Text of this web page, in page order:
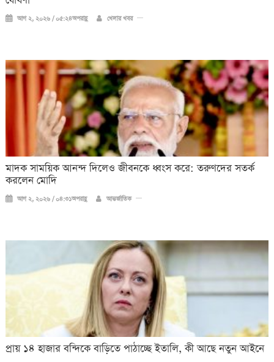
আগ ২, ২০২৬ / ০৫:২৪অপরাহ্ণ খেলার খবর
মাদক সাময়িক আনন্দ দিলেও জীবনকে ধ্বংস করে: তরুণদের সতর্ক
করলেন মোদি
আগ ২, ২০২৬ / ০৪:৩১অপরাহ্ণ আন্তর্জাতিক
প্রায় ১৪ হাজার বন্দিকে বাড়িতে পাঠাচ্ছে ইতালি, কী আছে নতুন আইনে